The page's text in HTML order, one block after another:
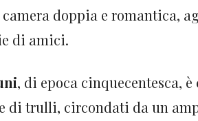
doppia e romantica,
di amici.
, di epoca cinquecentesca,
di trulli, circondati da un